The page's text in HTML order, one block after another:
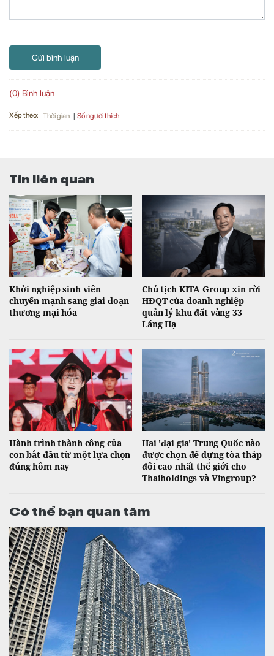
Gửi bình luận
(0) Bình luận
Xếp theo: Thời gian Số người thích
Tin liên quan
Khởi nghiệp sinh viên
chuyển mạnh sang giai đoạn
thương mại hóa
Chủ tịch KITA Group xin rời
HĐQT của doanh nghiệp
quản lý khu đất vàng 33
Láng Hạ
Hành trình thành công của
con bắt đầu từ một lựa chọn
đúng hôm nay
Hai 'đại gia' Trung Quốc nào
được chọn để dựng tòa tháp
đôi cao nhất thế giới cho
Thaiholdings và Vingroup?
Có thể bạn quan tâm